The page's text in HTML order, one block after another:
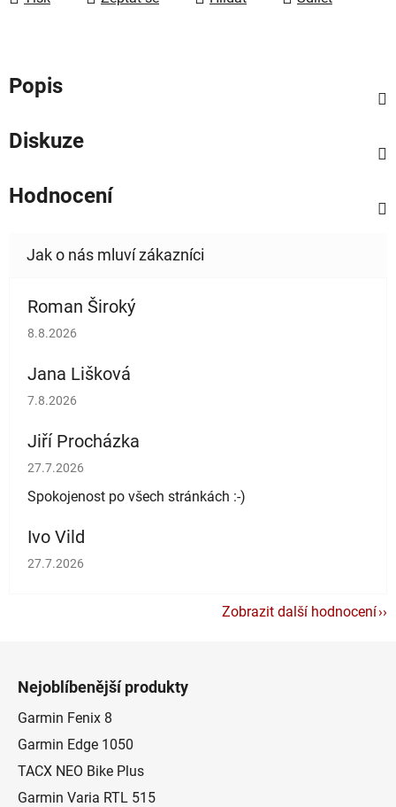
Popis
Diskuze
Hodnocení
Roman Široký
Hodnocení obchodu je 5 z 5 hvězdiček.
8.8.2026
Jana Lišková
Hodnocení obchodu je 5 z 5 hvězdiček.
7.8.2026
Jiří Procházka
Hodnocení obchodu je 5 z 5 hvězdiček.
27.7.2026
Spokojenost po všech stránkách :-)
Ivo Vild
Hodnocení obchodu je 5 z 5 hvězdiček.
27.7.2026
Zobrazit další hodnocení
Nejoblíbenější produkty
Garmin Fenix 8
Garmin Edge 1050
TACX NEO Bike Plus
Garmin Varia RTL 515